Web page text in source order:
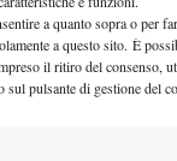
a quanto sopra o per
a questo sito. È
il ritiro del consenso,
pulsante di gestione del
Viola
bordate al servizio
(altissimo e
due diritti